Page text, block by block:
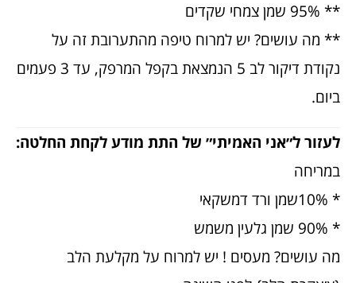
** 95% שמן צמחי שקדים
** מה עושים? יש למרוח טיפה מהתערובת זה על
נקודת דיקור לב 5 הנמצאת בקפל המרפק, עד 3 פעמים
ביום.
לעזור ל״אני האמיתי״ של התת מודע לקחת החלטה:
במריחה
* 10%שמן ורד דמשקאי
* 90% שמן גלעין משמש
מה עושים? מעסים ! יש למרוח על מקלעת הלב